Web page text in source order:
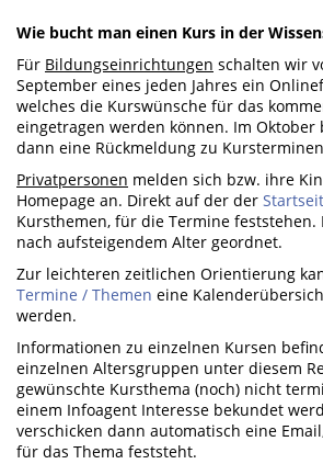
Wie bucht man einen Kurs in der
Für Bildungseinrichtungen schalten wir
September eines jeden Jahres ein
welches die Kurswünsche für das
eingetragen werden können. Im Oktober
dann eine Rückmeldung zu
Privatpersonen melden sich bzw. ihre
Homepage an. Direkt auf der der
Kursthemen, für die Termine feststehen.
nach aufsteigendem Alter geordnet.
Zur leichteren zeitlichen Orientierung
Termine / Themen eine
werden.
Informationen zu einzelnen Kursen
einzelnen Altersgruppen unter diesem
gewünschte Kursthema (noch) nicht
einem Infoagent Interesse bekundet
verschicken dann automatisch eine
für das Thema feststeht.